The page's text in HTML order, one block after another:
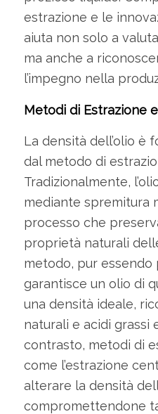
estrazione e le
aiuta non solo a
ma anche a
l’impegno nella
Metodi di Estrazione
La densità dell’olio è
dal metodo di
Tradizionalmente,
mediante spremitura
processo che
proprietà naturali
metodo, pur essendo
garantisce un olio di
una densità ideale,
naturali e acidi grassi
contrasto, metodi di
come l’estrazione
alterare la densità
compromettendone